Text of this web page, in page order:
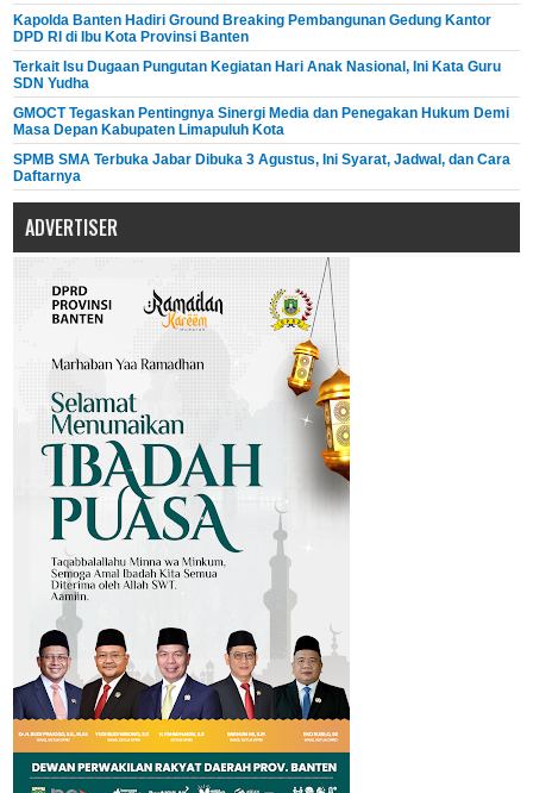
Kapolda Banten Hadiri Ground Breaking Pembangunan Gedung Kantor
DPD RI di Ibu Kota Provinsi Banten
Terkait Isu Dugaan Pungutan Kegiatan Hari Anak Nasional, Ini Kata Guru
SDN Yudha
GMOCT Tegaskan Pentingnya Sinergi Media dan Penegakan Hukum Demi
Masa Depan Kabupaten Limapuluh Kota
SPMB SMA Terbuka Jabar Dibuka 3 Agustus, Ini Syarat, Jadwal, dan Cara
Daftarnya
ADVERTISER